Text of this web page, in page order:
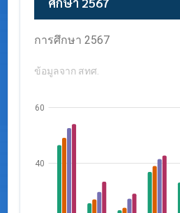
การศึกษา 2567
ข้อมูลจาก สทศ.
40
60